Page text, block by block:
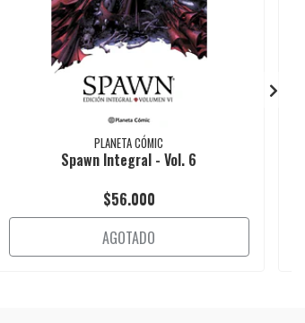
PLANETA CÓMIC
Spawn Integral - Vol. 6
$56.000
AGOTADO